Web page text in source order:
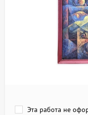
Эта работа не